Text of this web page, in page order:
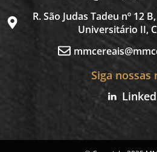
R. São Judas Tadeu nº 12
Universitário II,
Siga nossas